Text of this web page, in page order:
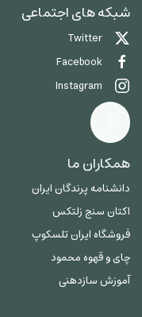
شبکه های اجتماعی
Twitter
Facebook
Instagram
همکاران ما
دانشنامه پرندگان ایران
اکتان سنج زلتکس
فروشگاه ایران تلسکوپ
چای و قهوه محمود
آموزش سازدهنی